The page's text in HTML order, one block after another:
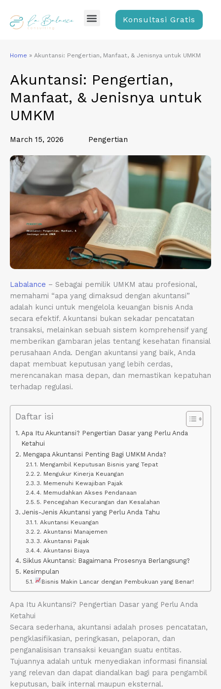
content
Menu Konsultasi Gratis
Home » Akuntansi: Pengertian, Manfaat, & Jenisnya untuk UMKM
Akuntansi: Pengertian,
Manfaat, & Jenisnya untuk
UMKM
March 15, 2026 Pengertian
Labalance – Sebagai pemilik UMKM atau profesional,
memahami “apa yang dimaksud dengan akuntansi”
adalah kunci untuk mengelola keuangan bisnis Anda
secara efektif. Akuntansi bukan sekadar pencatatan
transaksi, melainkan sebuah sistem komprehensif yang
memberikan gambaran jelas tentang kesehatan finansial
perusahaan Anda. Dengan akuntansi yang baik, Anda
dapat membuat keputusan yang lebih cerdas,
merencanakan masa depan, dan memastikan kepatuhan
terhadap regulasi.
Daftar isi
Apa Itu Akuntansi? Pengertian Dasar yang Perlu Anda
Ketahui
Mengapa Akuntansi Penting Bagi UMKM Anda?
1. Mengambil Keputusan Bisnis yang Tepat
2. Mengukur Kinerja Keuangan
3. Memenuhi Kewajiban Pajak
4. Memudahkan Akses Pendanaan
5. Pencegahan Kecurangan dan Kesalahan
Jenis-Jenis Akuntansi yang Perlu Anda Tahu
1. Akuntansi Keuangan
2. Akuntansi Manajemen
3. Akuntansi Pajak
4. Akuntansi Biaya
Siklus Akuntansi: Bagaimana Prosesnya Berlangsung?
Kesimpulan
Bisnis Makin Lancar dengan Pembukuan yang Benar!
Apa Itu Akuntansi? Pengertian Dasar yang Perlu Anda
Ketahui
Secara sederhana, akuntansi adalah proses pencatatan,
pengklasifikasian, peringkasan, pelaporan, dan
penganalisisan transaksi keuangan suatu entitas.
Tujuannya adalah untuk menyediakan informasi finansial
yang relevan dan dapat diandalkan bagi para pengambil
keputusan, baik internal maupun eksternal.